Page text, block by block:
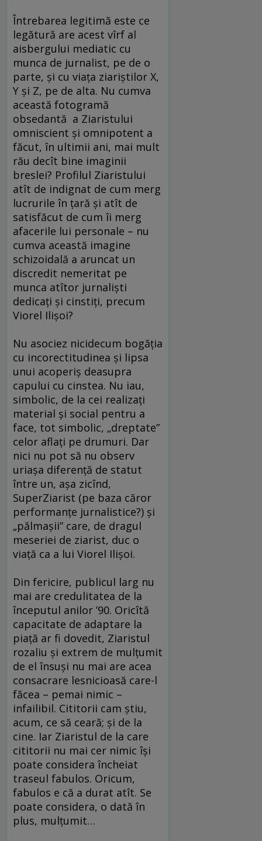
Întrebarea legitimă este ce
legătură are acest vîrf al
aisbergului mediatic cu
munca de jurnalist, pe de o
parte, şi cu viaţa ziariştilor X,
Y şi Z, pe de alta. Nu cumva
această fotogramă
obsedantă a Ziaristului
omniscient şi omnipotent a
făcut, în ultimii ani, mai mult
rău decît bine imaginii
breslei? Profilul Ziaristului
atît de indignat de cum merg
lucrurile în ţară şi atît de
satisfăcut de cum îi merg
afacerile lui personale – nu
cumva această imagine
schizoidală a aruncat un
discredit nemeritat pe
munca atîtor jurnalişti
dedicaţi şi cinstiţi, precum
Viorel Ilişoi?
Nu asociez nicidecum bogăţia
cu incorectitudinea şi lipsa
unui acoperiş deasupra
capului cu cinstea. Nu iau,
simbolic, de la cei realizaţi
material şi social pentru a
face, tot simbolic, „dreptate”
celor aflaţi pe drumuri. Dar
nici nu pot să nu observ
uriaşa diferenţă de statut
între un, aşa zicînd,
SuperZiarist (pe baza căror
performanţe jurnalistice?) şi
„pălmaşii” care, de dragul
meseriei de ziarist, duc o
viaţă ca a lui Viorel Ilişoi.
Din fericire, publicul larg nu
mai are credulitatea de la
începutul anilor ’90. Oricîtă
capacitate de adaptare la
piaţă ar fi dovedit, Ziaristul
rozaliu şi extrem de mulţumit
de el însuşi nu mai are acea
consacrare lesnicioasă care-l
făcea – pemai nimic –
infailibil. Cititorii cam ştiu,
acum, ce să ceară; şi de la
cine. Iar Ziaristul de la care
cititorii nu mai cer nimic îşi
poate considera încheiat
traseul fabulos. Oricum,
fabulos e că a durat atît. Se
poate considera, o dată în
plus, mulţumit…